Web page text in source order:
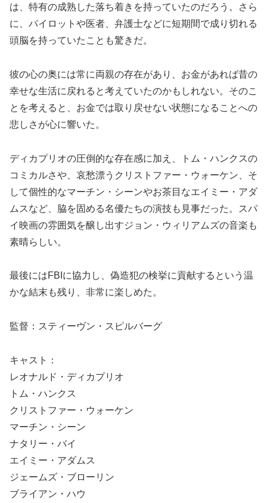
は、特有の成熟した落ち着きを持っていたのだろう。さら
に、パイロットや医者、弁護士などに短期間で成り切れる
頭脳を持っていたことも驚きだ。
彼の心の奥には常に両親の存在があり、お金があれば昔の
幸せな生活に戻れると考えていたのかもしれない。そのこ
とを考えると、お金では取り戻せない状態になることへの
悲しさが心に響いた。
ディカプリオの圧倒的な存在感に加え、トム・ハンクスの
コミカルさや、哀愁漂うクリストファー・ウォーケン、そ
して個性的なマーチン・シーンやお茶目なエイミー・アダ
ムスなど、脇を固める名優たちの演技も見事だった。スパ
イ映画の雰囲気を醸し出すジョン・ウィリアムズの音楽も
素晴らしい。
最後にはFBIに協力し、偽造犯の検挙に貢献するという温
かな結末も残り、非常に楽しめた。
監督：スティーヴン・スピルバーグ
キャスト：
レオナルド・ディカプリオ
トム・ハンクス
クリストファー・ウォーケン
マーチン・シーン
ナタリー・バイ
エイミー・アダムス
ジェームズ・ブローリン
ブライアン・ハウ